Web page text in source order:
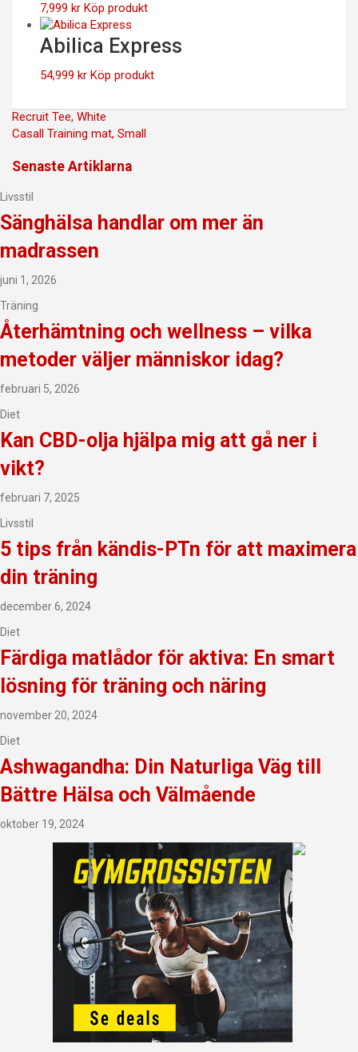
7,999 kr Köp produkt
Abilica Express
54,999 kr Köp produkt
Inläggsnavigering
Recruit Tee, White
Casall Training mat, Small
Senaste Artiklarna
Livsstil
Sänghälsa handlar om mer än
madrassen
juni 1, 2026
Träning
Återhämtning och wellness – vilka
metoder väljer människor idag?
februari 5, 2026
Diet
Kan CBD-olja hjälpa mig att gå ner i
vikt?
februari 7, 2025
Livsstil
5 tips från kändis-PTn för att maximera
din träning
december 6, 2024
Diet
Färdiga matlådor för aktiva: En smart
lösning för träning och näring
november 20, 2024
Diet
Ashwagandha: Din Naturliga Väg till
Bättre Hälsa och Välmående
oktober 19, 2024